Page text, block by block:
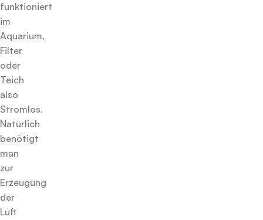
funktioniert
im
Aquarium,
Filter
oder
Teich
also
Stromlos.
Natürlich
benötigt
man
zur
Erzeugung
der
Luft